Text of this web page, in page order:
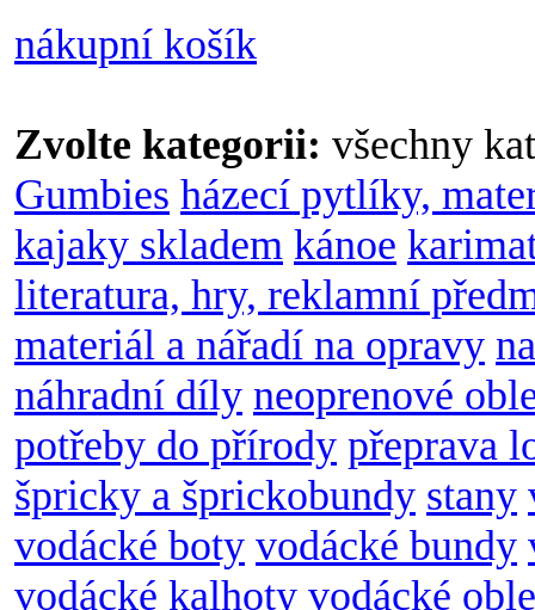
nákupní košík
Zvolte kategorii: všechny
Gumbies házecí pytlíky,
kajaky skladem kánoe
literatura, hry, reklamní
materiál a nářadí na opravy
náhradní díly neoprenové
potřeby do přírody přeprava
špricky a šprickobundy stany
vodácké boty vodácké bundy
vodácké kalhoty vodácké